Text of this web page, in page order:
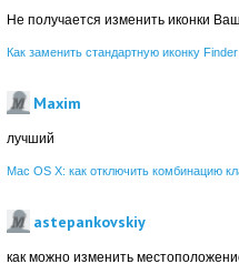
Не получается изменить иконки
Как заменить стандартную иконку
Maxim
лучший
Mac OS X: как отключить комбинацию
astepankovskiy
как можно изменить